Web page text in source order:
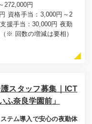
272,000円
資格手当：3,000円～2
援手当：30,000円 夜勤
※ 回数の増減は要相）
スタッフ募集｜ICT
ふ奈良学園前」
テム導入で安心の夜勤体